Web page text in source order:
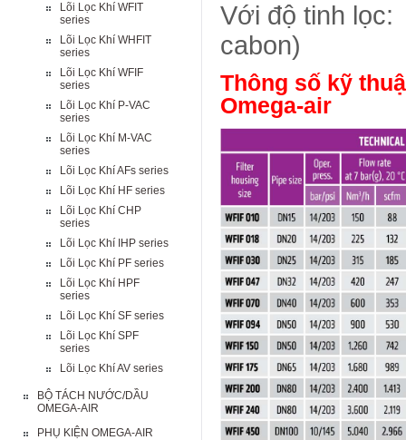
Lõi Lọc Khí WFIT
series
Lõi Lọc Khí WHFIT
series
Lõi Lọc Khí WFIF
series
Lõi Lọc Khí P-VAC
series
Lõi Lọc Khí M-VAC
series
Lõi Lọc Khí AFs series
Lõi Lọc Khí HF series
Lõi Lọc Khí CHP
series
Lõi Lọc Khí IHP series
Lõi Lọc Khí PF series
Lõi Lọc Khí HPF
series
Lõi Lọc Khí SF series
Lõi Lọc Khí SPF
series
Lõi Lọc Khí AV series
BỘ TÁCH NƯỚC/DẦU
OMEGA-AIR
PHỤ KIỆN OMEGA-AIR
Với độ tinh lọc:
cabon)
Thông số kỹ
Omega-air